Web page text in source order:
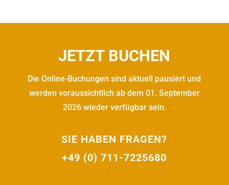
JETZT BUCHEN
Die Online-Buchungen sind aktuell pausiert und
werden voraussichtlich ab dem 01. September
2026 wieder verfügbar sein.
SIE HABEN FRAGEN?
+49 (0) 711-7225680